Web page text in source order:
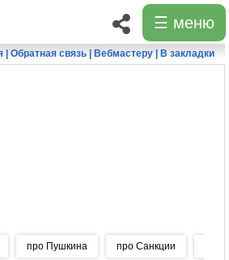
☰ меню
| Обратная связь| Вебмастеру| В закладки
про Пушкина про Санкции